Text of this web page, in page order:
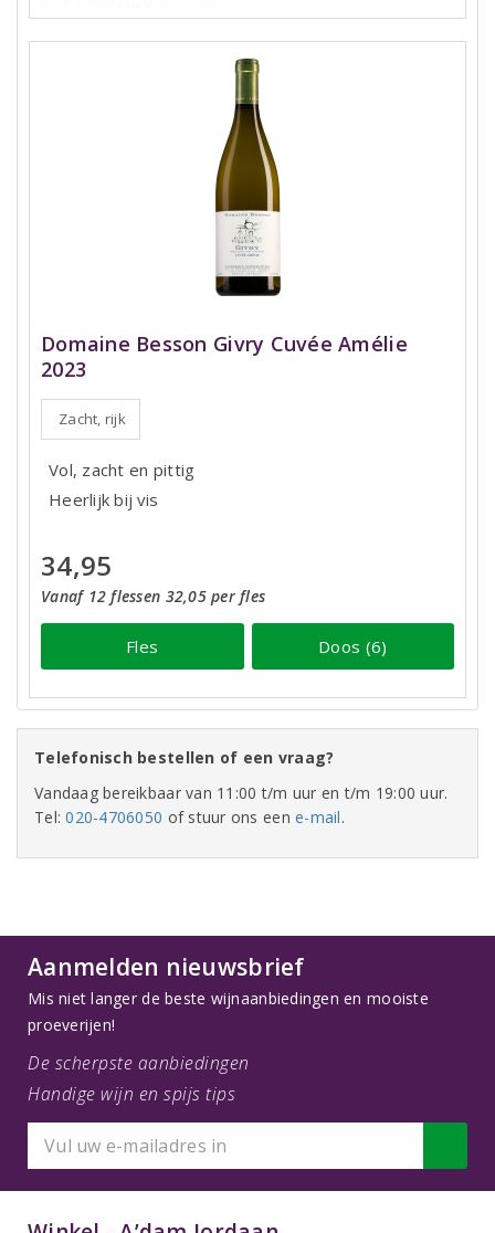
Domaine Besson Givry Cuvée Amélie
2023
Zacht, rijk
Vol, zacht en pittig
Heerlijk bij vis
34,95
Vanaf 12 flessen 32,05 per fles
Fles Doos (6)
Telefonisch bestellen of een vraag?
Vandaag bereikbaar van 11:00 t/m uur en t/m 19:00 uur.
Tel:020-4706050 of stuur ons eene-mail.
Aanmelden nieuwsbrief
Mis niet langer de beste wijnaanbiedingen en mooiste
proeverijen!
De scherpste aanbiedingen
Handige wijn en spijs tips